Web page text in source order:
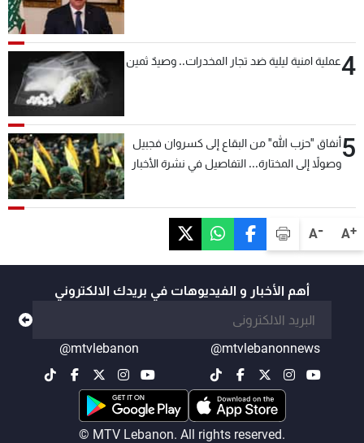
A+
A-
4عملية امنية ليلية ضد تجار المخدرات.. وصيدٌ ثمين
5أنفاق "حزب الله" من البقاع إلى كسروان فجبيل
وصولاً إلى المختارة... التفاصيل في نشرة الأخبار
أهم الأخبار و الفيديوهات في بريدك الالكتروني
@mtvlebanonnews
@mtvlebanon
© MTV Lebanon. All rights reserved.